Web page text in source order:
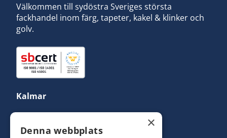
Välkommen till sydöstra Sveriges största
fackhandel inom färg, tapeter, kakel & klinker och
golv.
Kalmar
Yrkesbutik: 0480-44 28 08
×
Denna webbplats